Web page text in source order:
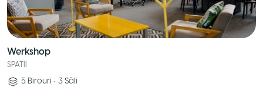
Werkshop
SPATII
5 Birouri • 3 Săli